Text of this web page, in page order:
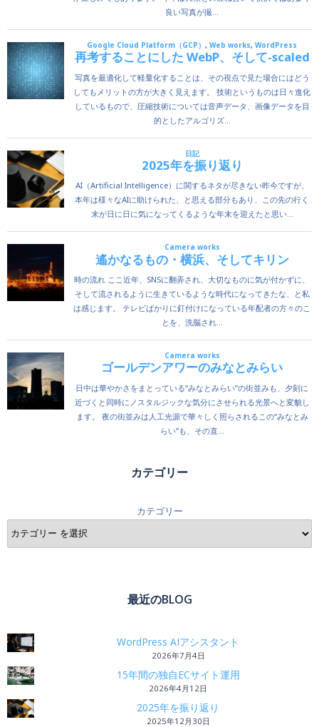
カテゴリー
カテゴリー
最近のBLOG
WordPress AIアシスタント
2026年7月4日
15年間の独自ECサイト運用
2026年4月12日
2025年を振り返り
2025年12月30日